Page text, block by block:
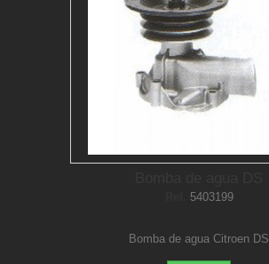
5403199
Bomba de agua Citroen DS